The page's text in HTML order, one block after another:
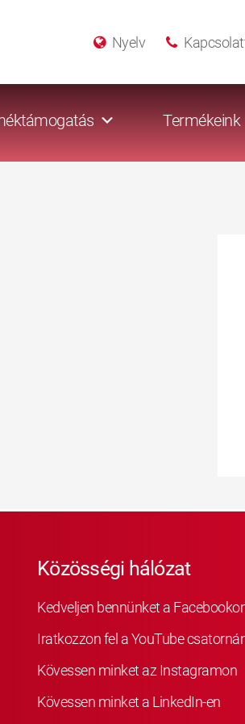
Nyelv
Termékeink
Közösségi hálózat
Kedveljen bennünket a
Iratkozzon fel a YouTube
Kövessen minket az Instagramon
Kövessen minket a LinkedIn-en